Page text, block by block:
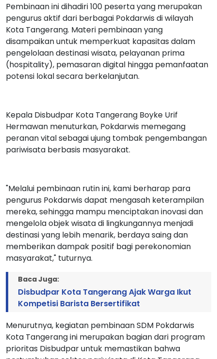
Pembinaan ini dihadiri 100 peserta yang merupakan
pengurus aktif dari berbagai Pokdarwis di wilayah
Kota Tangerang. Materi pembinaan yang
disampaikan untuk memperkuat kapasitas dalam
pengelolaan destinasi wisata, pelayanan prima
(hospitality), pemasaran digital hingga pemanfaatan
potensi lokal secara berkelanjutan.
Kepala Disbudpar Kota Tangerang Boyke Urif
Hermawan menuturkan, Pokdarwis memegang
peranan vital sebagai ujung tombak pengembangan
pariwisata berbasis masyarakat.
"Melalui pembinaan rutin ini, kami berharap para
pengurus Pokdarwis dapat mengasah keterampilan
mereka, sehingga mampu menciptakan inovasi dan
mengelola objek wisata di lingkungannya menjadi
destinasi yang lebih menarik, berdaya saing dan
memberikan dampak positif bagi perekonomian
masyarakat," tuturnya.
Baca Juga:
Disbudpar Kota Tangerang Ajak Warga Ikut
Kompetisi Barista Bersertifikat
Menurutnya, kegiatan pembinaan SDM Pokdarwis
Kota Tangerang ini merupakan bagian dari program
prioritas Disbudpar untuk memastikan bahwa